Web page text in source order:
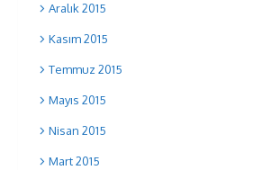
Aralık 2015
Kasım 2015
Temmuz 2015
Mayıs 2015
Nisan 2015
Mart 2015